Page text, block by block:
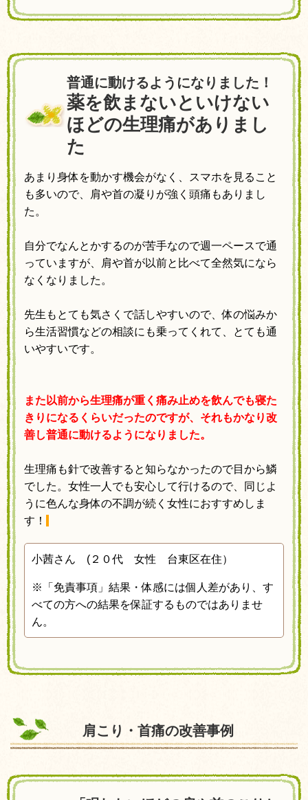
普通に動けるようになりました！
薬を飲まないといけない
ほどの生理痛がありまし
た
あまり身体を動かす機会がなく、
スマホを見ること
も多いので、
肩や首の凝りが強く頭痛もありまし
た。
自分でなんとかするのが苦手なので週一ペースで通
っていますが、
肩や首が以前と比べて全然気になら
なくなりました。
先生もとても気さくで話しやすいので、体の悩みか
ら生活習慣などの相談にも乗ってくれて、
とても通
いやすいです。
また以前から生理痛が重く痛み止めを飲んでも寝た
きりになるくらいだったのですが、 それもかなり改
善し普通に動けるようになりました。
生理痛も針で改善すると知らなかったので目から鱗
でした。 女性一人でも安心して行けるので、
同じよ
うに色んな身体の不調が続く女性におすすめしま
す！
小茜さん (２０代 女性 台東区在住）
※
「免責事項」結果・体感には個人差があり、す
べての方への結果を保証するものではありませ
ん。
肩こり・首痛の改善事例